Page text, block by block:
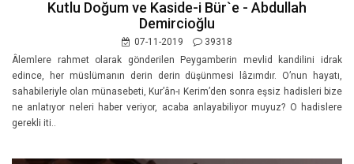
Kutlu Doğum ve Kaside-i Bür`e - Abdullah
Demircioğlu
07-11-2019
39318
Âlemlere rahmet olarak gönderilen Peygamberin mevlid kandilini idrak
edince, her müslümanın derin derin düşünmesi lâzımdır. O’nun hayatı,
sahabileriyle olan münasebeti, Kur’ân-ı Kerim’den sonra eşsiz hadisleri bize
ne anlatıyor neleri haber veriyor, acaba anlayabiliyor muyuz? O hadislere
gerekli iti..